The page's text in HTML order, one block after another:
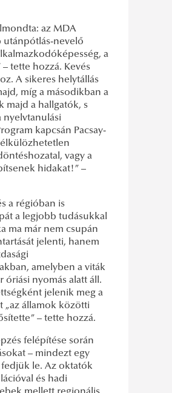
az MDA
utánpótlás-nevelő
a
tette hozzá. Kevés
A sikeres helytállás
míg a másodikban a
majd a hallgatók, s
nyelvtanulási
kapcsán Pacsay-
vagy a
hidakat!” –
a régióban is
a legjobb tudásukkal
ma már nem csupán
jelenti, hanem
amelyben a viták
nyomás alatt áll.
jelenik meg a
„az államok közötti
– tette hozzá.
felépítése során
– mindezt egy
fedjük le. Az oktatók
és hadi